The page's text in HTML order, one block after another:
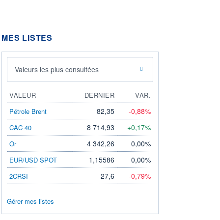
MES LISTES
Valeurs les plus consultées
VALEUR DERNIER
VAR.
Pétrole Brent
82,35 -0,88%
CAC 40 8 714,93 +0,17%
Or 4 342,26 0,00%
EUR/USD SPOT 1,15586 0,00%
2CRSI 27,6 -0,79%
Gérer mes listes